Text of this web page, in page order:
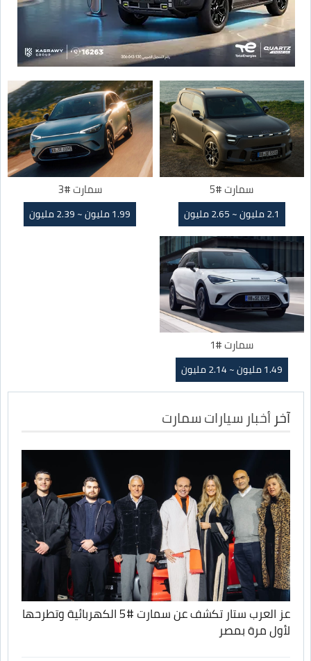
سمارت #5
2.1 مليون ~ 2.65 مليون
سمارت #3
1.99 مليون ~ 2.39 مليون
سمارت #1
1.49 مليون ~ 2.14 مليون
آخرأخبار سيارات سمارت
عز العرب ستار تكشف عن سمارت #5 الكهربائية وتطرحها
لأول مرة بمصر